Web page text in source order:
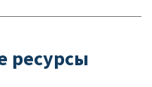
ресурсы